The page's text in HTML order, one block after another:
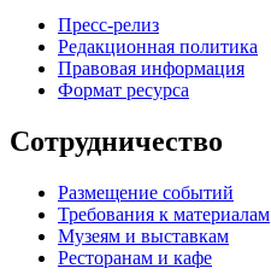
Пресс-релиз
Редакционная политика
Правовая информация
Формат ресурса
Сотрудничество
Размещение событий
Требования к материалам
Музеям и выставкам
Ресторанам и кафе